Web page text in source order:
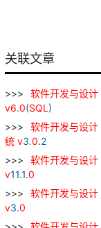
关联文章
软件开发与设计
v6.0(SQL )
软件开发与设计
统 v3.0.2
软件开发与设计
v11.1.0
软件开发与设计
v3.0